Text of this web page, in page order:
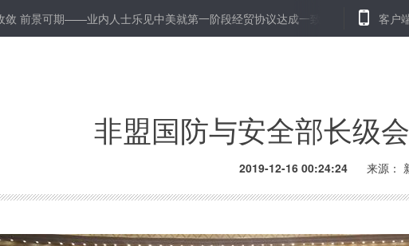
期——业内人士乐见中美就第一阶段经贸协议达成一致 智能穿戴心电产品 “北
客户
非盟国防与安全部长级
2019-12-16 00:24:24 来源：